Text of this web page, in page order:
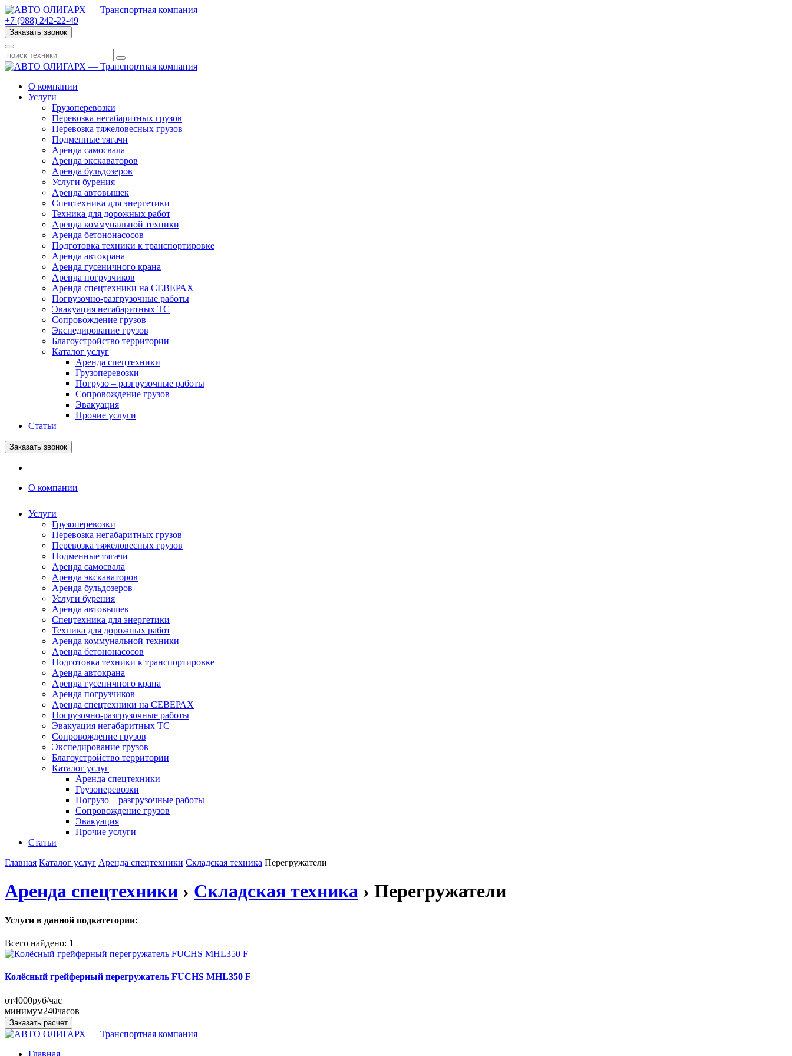
+7 (988) 242-22-49
Заказать звонок
О компании
Услуги
Грузоперевозки
Перевозка негабаритных грузов
Перевозка тяжеловесных грузов
Подменные тягачи
Аренда самосвала
Аренда экскаваторов
Аренда бульдозеров
Услуги бурения
Аренда автовышек
Спецтехника для энергетики
Техника для дорожных работ
Аренда коммунальной техники
Аренда бетононасосов
Подготовка техники к транспортировке
Аренда автокрана
Аренда гусеничного крана
Аренда погрузчиков
Аренда спецтехники на СЕВЕРАХ
Погрузочно-разгрузочные работы
Эвакуация негабаритных ТС
Сопровождение грузов
Экспедирование грузов
Благоустройство территории
Каталог услуг
Аренда спецтехники
Грузоперевозки
Погрузо – разгрузочные работы
Сопровождение грузов
Эвакуация
Прочие услуги
Статьи
Заказать звонок
О компании
Услуги
Грузоперевозки
Перевозка негабаритных грузов
Перевозка тяжеловесных грузов
Подменные тягачи
Аренда самосвала
Аренда экскаваторов
Аренда бульдозеров
Услуги бурения
Аренда автовышек
Спецтехника для энергетики
Техника для дорожных работ
Аренда коммунальной техники
Аренда бетононасосов
Подготовка техники к транспортировке
Аренда автокрана
Аренда гусеничного крана
Аренда погрузчиков
Аренда спецтехники на СЕВЕРАХ
Погрузочно-разгрузочные работы
Эвакуация негабаритных ТС
Сопровождение грузов
Экспедирование грузов
Благоустройство территории
Каталог услуг
Аренда спецтехники
Грузоперевозки
Погрузо – разгрузочные работы
Сопровождение грузов
Эвакуация
Прочие услуги
Статьи
Главная Каталог услуг Аренда спецтехники Складская техника Перегружатели
Аренда спецтехники › Складская техника › Перегружатели
Услуги в данной подкатегории:
Всего найдено: 1
Колёсный грейферный перегружатель FUCHS MHL350 F
от4000руб/час
минимум240часов
Заказать расчет
Главная